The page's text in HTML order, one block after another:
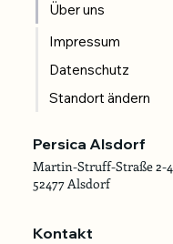
Über uns
Impressum
Datenschutz
Standort ändern
Persica Alsdorf
Martin-Struff-Straße 2-4
52477 Alsdorf
Kontakt